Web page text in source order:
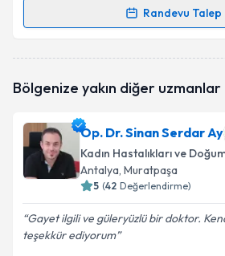
Randevu Talep
Randevu Takvimi Talebi
takvimi talebi oluşturun. Size bu
bilgilendireceğiz.
E-posta Adresiniz
Kişisel verilerimin işlenmesine
Bölgenize yakın diğer uzmanlar
Op. Dr. Sinan Serdar Ay
Kadın Hastalıkları ve
Antalya, Muratpaşa
5 (42 Değerlendirme)
Gayet ilgili ve güleryüzlü bir doktor.
teşekkür ediyorum